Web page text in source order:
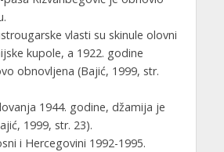
vlasti su skinule olovni
kupole, a 1922. godine
obnovljena (Bajić, 1999, str.
1944. godine, džamija je
1999, str. 23).
i Hercegovini 1992-1995.